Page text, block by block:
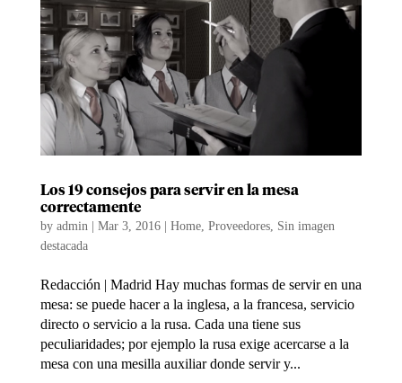
Los 19 consejos para servir en la mesa
correctamente
by admin | Mar 3, 2016| Home, Proveedores, Sin imagen
destacada
Redacción | Madrid Hay muchas formas de servir en una
mesa: se puede hacer a la inglesa, a la francesa, servicio
directo o servicio a la rusa. Cada una tiene sus
peculiaridades; por ejemplo la rusa exige acercarse a la
mesa con una mesilla auxiliar donde servir y...